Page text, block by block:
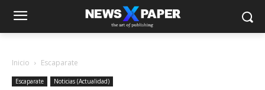
Inicio Escaparate
Escaparate Noticias (Actualidad)